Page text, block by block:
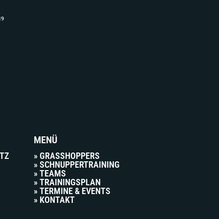
MENÜ
» GRASSHOPPERS
» SCHNUPPERTRAINING
» TEAMS
» TRAININGSPLAN
» TERMINE & EVENTS
» KONTAKT